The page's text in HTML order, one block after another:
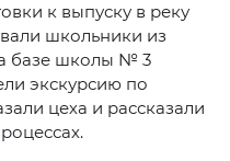
к выпуску в реку
школьники из
базе школы № 3
экскурсию по
цеха и рассказали